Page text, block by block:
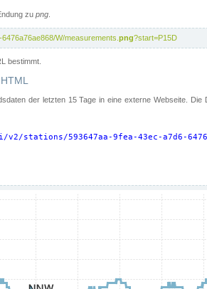
zu png
W/measurements. png?start=P15D
bestimmt.
der letzten 15 Tage in eine externe Webseite. Die
593647aa-9fea-43ec-a7d6-